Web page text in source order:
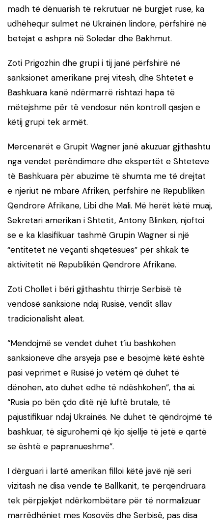
madh të dënuarish të rekrutuar në burgjet ruse, ka
udhëhequr sulmet në Ukrainën lindore, përfshirë në
betejat e ashpra në Soledar dhe Bakhmut.
Zoti Prigozhin dhe grupi i tij janë përfshirë në
sanksionet amerikane prej vitesh, dhe Shtetet e
Bashkuara kanë ndërmarrë rishtazi hapa të
mëtejshme për të vendosur nën kontroll qasjen e
këtij grupi tek armët.
Mercenarët e Grupit Wagner janë akuzuar gjithashtu
nga vendet perëndimore dhe ekspertët e Shteteve
të Bashkuara për abuzime të shumta me të drejtat
e njeriut në mbarë Afrikën, përfshirë në Republikën
Qendrore Afrikane, Libi dhe Mali. Më herët këtë muaj,
Sekretari amerikan i Shtetit, Antony Blinken, njoftoi
se e ka klasifikuar tashmë Grupin Wagner si një
“entitetet në veçanti shqetësues” për shkak të
aktivitetit në Republikën Qendrore Afrikane.
Zoti Chollet i bëri gjithashtu thirrje Serbisë të
vendosë sanksione ndaj Rusisë, vendit sllav
tradicionalisht aleat.
“Mendojmë se vendet duhet t’iu bashkohen
sanksioneve dhe arsyeja pse e besojmë këtë është
pasi veprimet e Rusisë jo vetëm që duhet të
dënohen, ato duhet edhe të ndëshkohen”, tha ai.
“Rusia po bën çdo ditë një luftë brutale, të
pajustifikuar ndaj Ukrainës. Ne duhet të qëndrojmë të
bashkuar, të sigurohemi që kjo sjellje të jetë e qartë
se është e papranueshme”.
I dërguari i lartë amerikan filloi këtë javë një seri
vizitash në disa vende të Ballkanit, të përqëndruara
tek përpjekjet ndërkombëtare për të normalizuar
marrëdhëniet mes Kosovës dhe Serbisë, pas disa